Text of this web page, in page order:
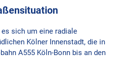
sich um eine radiale
Kölner Innenstadt, die in
A555 Köln-Bonn bis an den